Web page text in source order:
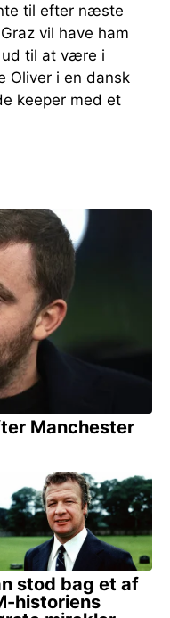
til efter næste
vil have ham
ud til at være i
Oliver i en dansk
keeper med et